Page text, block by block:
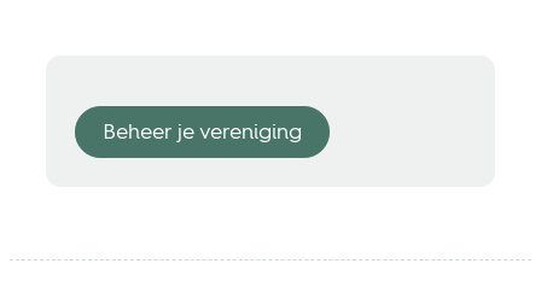
Beheer je vereniging